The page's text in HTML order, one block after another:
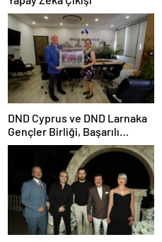
DND Cyprus ve DND Larnaka
Gençler Birliği, Başarılı
Sezonun Ardından İskele
Belediyesi’nde Bir Araya
Geldi